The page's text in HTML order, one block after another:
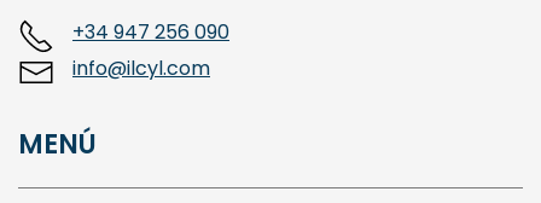
+34 947 256 090
info@ilcyl.com
MENÚ